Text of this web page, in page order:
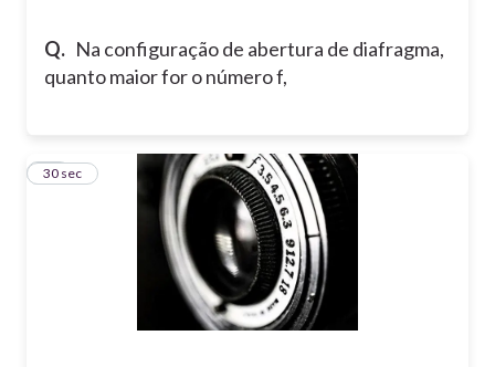
Q. Na configuração de abertura de diafragma,
quanto maior for o número f,
12
30 sec